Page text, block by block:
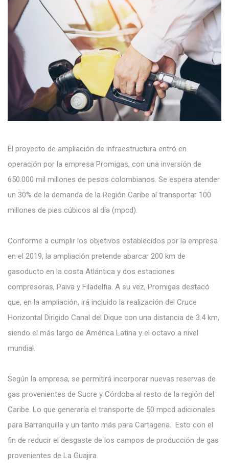
El proyecto de ampliación de infraestructura entró en
operación por la empresa Promigas, con una inversión de
650.000 mil millones de pesos colombianos. Se espera atender
un 30% de la demanda de la Región Caribe al transportar 100
millones de pies cúbicos al día (mpcd).
Conforme a cumplir los objetivos establecidos por la empresa
en el 2019, la ampliación pretende abarcar 200 km de
gasoducto en la costa Atlántica y dos estaciones
compresoras, Paiva y Filadelfia. A su vez, Promigas destacó
que, en la ampliación, irá incluido la realización del Cruce
Horizontal Dirigido Canal del Dique con una distancia de 3.4 km,
siendo el más largo de América Latina y el octavo a nivel
mundial.
Según la empresa, se permitirá incorporar nuevas reservas de
gas provenientes de Sucre y Córdoba al resto de la región del
Caribe. Lo que generaría el transporte de 50 mpcd adicionales
para Barranquilla y un tanto más para Cartagena. Esto con el
fin de reducir el desgaste de los campos de producción de gas
provenientes de La Guajira.